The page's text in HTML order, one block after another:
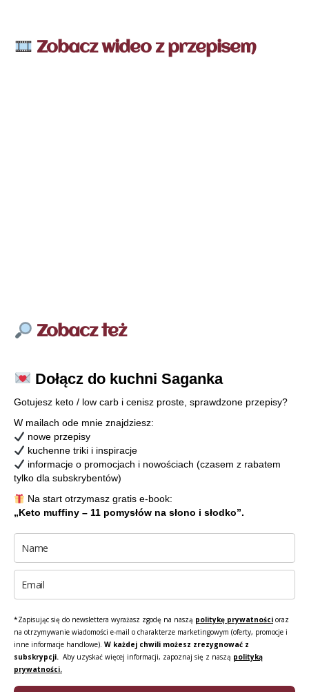
Zobacz wideo z przepisem
Zobacz też
Dołącz do kuchni Saganka
Gotujesz keto / low carb i cenisz proste, sprawdzone przepisy?
W mailach ode mnie znajdziesz:
nowe przepisy
kuchenne triki i inspiracje
informacje o promocjach i nowościach (czasem z rabatem
tylko dla subskrybentów)
Na start otrzymasz gratis e-book:
„Keto muffiny – 11 pomysłów na słono i słodko”.
*Zapisując się do newslettera wyrażasz zgodę na naszą politykę prywatności oraz
na otrzymywanie wiadomości e-mail o charakterze marketingowym (oferty, promocje i
inne informacje handlowe). W każdej chwili możesz zrezygnować z
subskrypcji. Aby uzyskać więcej informacji, zapoznaj się z naszą polityką
prywatności.